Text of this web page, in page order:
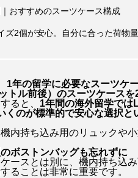
ニコール・キッドマン ニコ
ク４：ファースト・ステップ
マイ・インターン
モンゴル映画祭 レ・
おすすめのスーツケース構成
ズ2個が安心。自分に合った荷物
1年の留学に必要なスーツケ
トル前後）のスーツケース
ると、 1年間の海外留学では
くのが標準的で安心な選択と
内持ち込み用のリュックや
ボストンバッグも忘れずに
ースとは別に、機内持ち込
ることは非常に重要です。